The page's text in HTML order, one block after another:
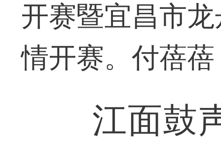
开赛暨宜昌市
情开赛。付蓓
江面鼓声